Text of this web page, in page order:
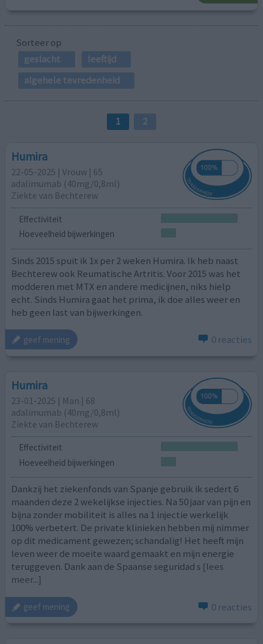
Sorteer op
geslacht
leeftijd
algehele tevredenheid
1 2
Humira
22-05-2025 | Vrouw | 65
adalimumab (40mg/0,8ml)
Ziekte van Bechterew
Effectiviteit
Hoeveelheid bijwerkingen
Sinds 2015 spuit ik 1x per 2 weken Humira. Ik heb naast
Bechterew ook Reumatische Artritis. Voor 2015 was het
modderen met MTX en andere medicijnen, niks hielp
echt. Sinds Humira gaat het prima, ik doe alles weer en
heb geen last van bijwerkingen.
geef mening 0 reacties
Humira
23-01-2025 | Man | 68
adalimumab (40mg/0,8ml)
Ziekte van Bechterew
Effectiviteit
Hoeveelheid bijwerkingen
Dankzij het ziekenfonds van Spanje gebruik ik sedert 6
maanden deze 2 wekelijkse injecties. Na 50 jaar van pijn en
bijna zonder mobiliteit is alles na 1 injectie werkelijk
100% verbetert. De private klinieken hebben mij nimmer
op dit medicament gewezen; schandalig! Het heeft mijn
leven weer de moeite waard gemaakt en mijn energie
teruggeven. Dank aan de Spaanse seguridad s [lees
meer...]
geef mening 0 reacties